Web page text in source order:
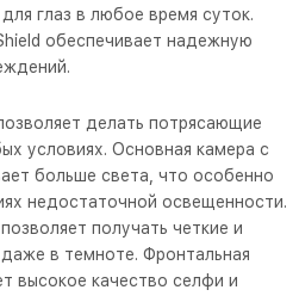
глаз в любое время суток.
обеспечивает надежную
делать потрясающие
условиях. Основная камера с
больше света, что особенно
недостаточной освещенности.
получать четкие и
в темноте. Фронтальная
высокое качество селфи и